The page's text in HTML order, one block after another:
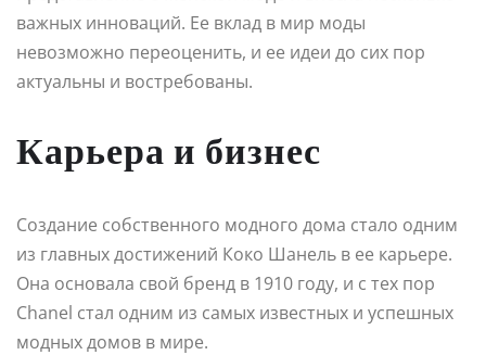
важных инноваций. Ее вклад в мир моды
невозможно переоценить, и ее идеи до сих пор
актуальны и востребованы.
Карьера и бизнес
Создание собственного модного дома стало одним
из главных достижений Коко Шанель в ее карьере.
Она основала свой бренд в 1910 году, и с тех пор
Chanel стал одним из самых известных и успешных
модных домов в мире.